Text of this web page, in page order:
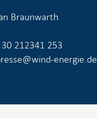
Braunwarth
212341 253
energie.de